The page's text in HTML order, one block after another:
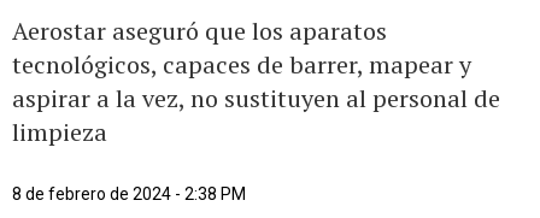
Aerostar aseguró que los aparatos
tecnológicos, capaces de barrer, mapear y
aspirar a la vez, no sustituyen al personal de
limpieza
8 de febrero de 2024 - 2:38 PM